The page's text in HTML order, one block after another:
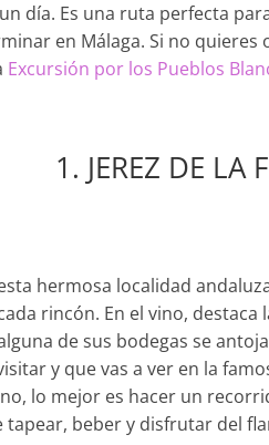
día. Es una ruta perfecta
en Málaga. Si no
Excursión por los Pueblos
1. JEREZ DE LA
hermosa localidad
rincón. En el vino, destaca
de sus bodegas se
y que vas a ver en la
lo mejor es hacer un
tapear, beber y disfrutar del